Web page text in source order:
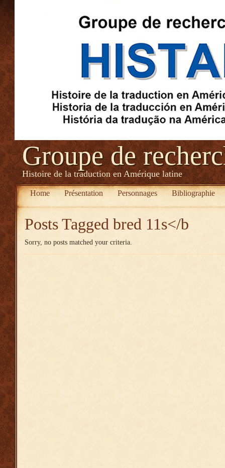
Groupe de
Histoire de la traduction en Amérique latine
Home Présentation Personnages Bibliographie
Posts Tagged bred 11s</b
Sorry, no posts matched your criteria.